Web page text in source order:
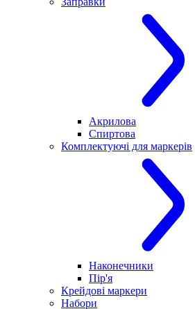
Акрилова
Спиртова
Комплектуючі для маркерів
Наконечники
Пір'я
Крейдові маркери
Набори